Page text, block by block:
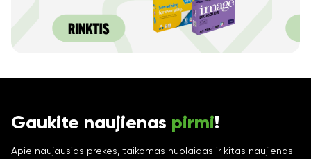
Gaukite naujienas pirmi!
Apie naujausias prekes, taikomas nuolaidas ir kitas naujienas.